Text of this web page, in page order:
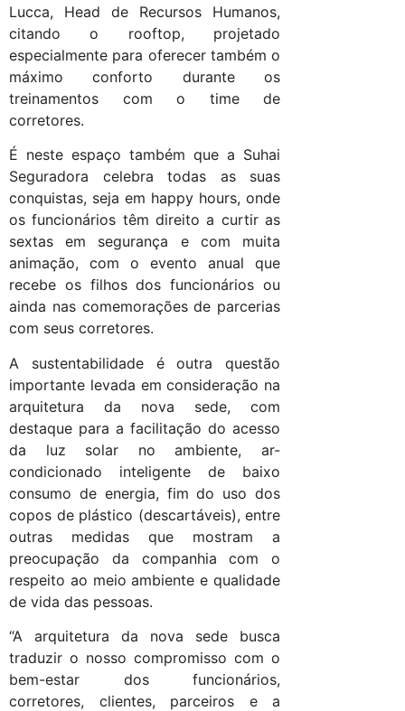
Lucca, Head de Recursos Humanos,
citando o rooftop, projetado
especialmente para oferecer também o
máximo conforto durante os
treinamentos com o time de
corretores.
É neste espaço também que a Suhai
Seguradora celebra todas as suas
conquistas, seja em happy hours, onde
os funcionários têm direito a curtir as
sextas em segurança e com muita
animação, com o evento anual que
recebe os filhos dos funcionários ou
ainda nas comemorações de parcerias
com seus corretores.
A sustentabilidade é outra questão
importante levada em consideração na
arquitetura da nova sede, com
destaque para a facilitação do acesso
da luz solar no ambiente, ar-
condicionado inteligente de baixo
consumo de energia, fim do uso dos
copos de plástico (descartáveis), entre
outras medidas que mostram a
preocupação da companhia com o
respeito ao meio ambiente e qualidade
de vida das pessoas.
“A arquitetura da nova sede busca
traduzir o nosso compromisso com o
bem-estar dos funcionários,
corretores, clientes, parceiros e a